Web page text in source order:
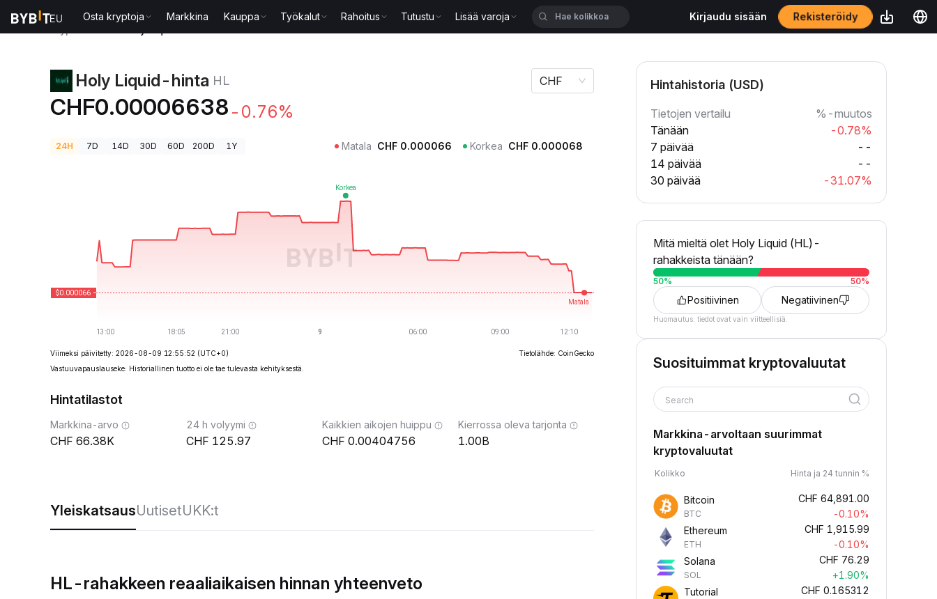
Osta kryptoja Markkina Kauppa Työkalut Rahoitus Tutustu Lisää varoja Kirjaudu sisään Rekisteröidy
Holy Liquid-hinta HL
CHF0.00006638 -0.76%
CHF
24H 7D 14D 30D 60D 200D 1Y Matala CHF 0.000066 Korkea CHF 0.000068
Viimeksi päivitetty: 2026-08-09 12:55:52 (UTC+0)
Tietolähde: CoinGecko
Vastuuvapauslauseke: Historiallinen tuotto ei ole tae tulevasta kehityksestä.
Hintatilastot
Markkina-arvo
66.38K
24 h volyymi
125.97
Kaikkien aikojen huippu
0.00404756
Kierrossa oleva tarjonta
1.00B
YleiskatsausUutisetUKK:t
HL-rahakkeen reaaliaikaisen hinnan yhteenveto
Hintahistoria (USD)
Tietojen vertailu
%-muutos
Tänään
-0.78%
7 päivää
--
14 päivää
--
30 päivää
-31.07%
Mitä mieltä olet Holy Liquid (HL)-
rahakkeista tänään?
50% 50%
Positiivinen Negatiivinen
Huomautus: tiedot ovat vain viitteellisiä.
Suosituimmat kryptovaluutat
Search
Markkina-arvoltaan suurimmat
kryptovaluutat
Kolikko Hinta ja 24 tunnin %
Bitcoin
BTC
CHF 64,891.00
-0.10%
Ethereum
ETH
CHF 1,915.99
-0.10%
Solana
SOL
CHF 76.29
+1.90%
Tutorial
CHF 0.165312